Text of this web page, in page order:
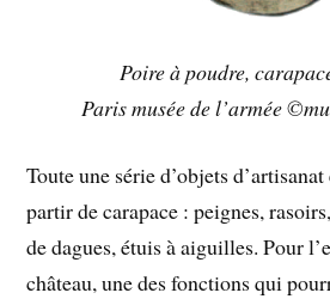
Poire à poudre,
Paris musée de l’armée
Toute une série d’objets
partir de carapace : peignes,
de dagues, étuis à aiguilles. Pour
château, une des fonctions qui